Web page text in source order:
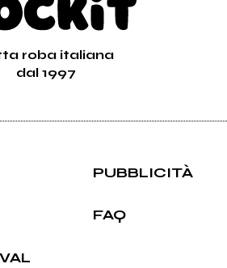
roba italiana
dal 1997
PUBBLICITÀ
FAQ